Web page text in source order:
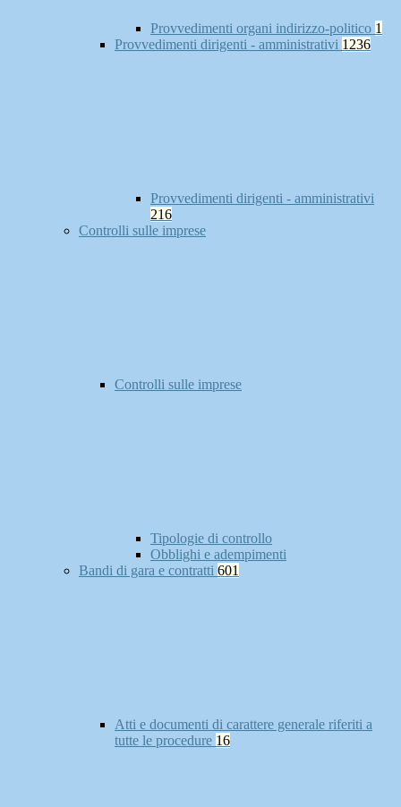
Provvedimenti organi indirizzo-politico 1
Provvedimenti dirigenti - amministrativi 1236
Provvedimenti dirigenti - amministrativi
216
Controlli sulle imprese
Controlli sulle imprese
Tipologie di controllo
Obblighi e adempimenti
Bandi di gara e contratti 601
Atti e documenti di carattere generale riferiti a
tutte le procedure 16